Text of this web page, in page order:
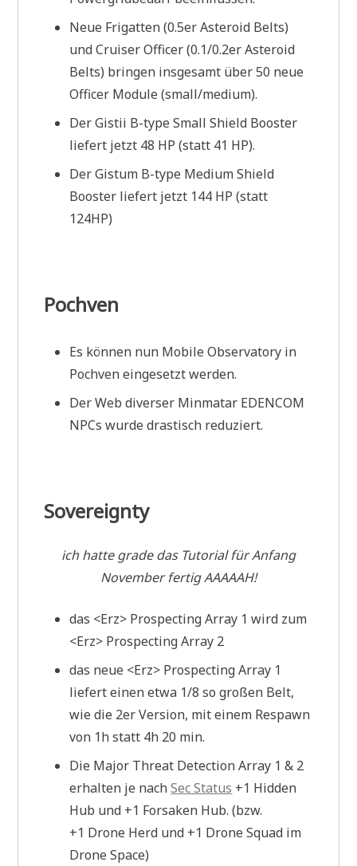
Neue Frigatten (0.5er Asteroid Belts)
und Cruiser Officer (0.1/0.2er Asteroid
Belts) bringen insgesamt über 50 neue
Officer Module (small/medium).
Der Gistii B-type Small Shield Booster
liefert jetzt 48 HP (statt 41 HP).
Der Gistum B-type Medium Shield
Booster liefert jetzt 144 HP (statt
124HP)
Pochven
Es können nun Mobile Observatory in
Pochven eingesetzt werden.
Der Web diverser Minmatar EDENCOM
NPCs wurde drastisch reduziert.
Sovereignty
ich hatte grade das Tutorial für Anfang
November fertig AAAAAH!
das <Erz> Prospecting Array 1 wird zum
<Erz> Prospecting Array 2
das neue <Erz> Prospecting Array 1
liefert einen etwa 1/8 so großen Belt,
wie die 2er Version, mit einem Respawn
von 1h statt 4h 20 min.
Die Major Threat Detection Array 1 & 2
erhalten je nachSec Status +1 Hidden
Hub und +1 Forsaken Hub. (bzw.
+1 Drone Herd und +1 Drone Squad im
Drone Space)